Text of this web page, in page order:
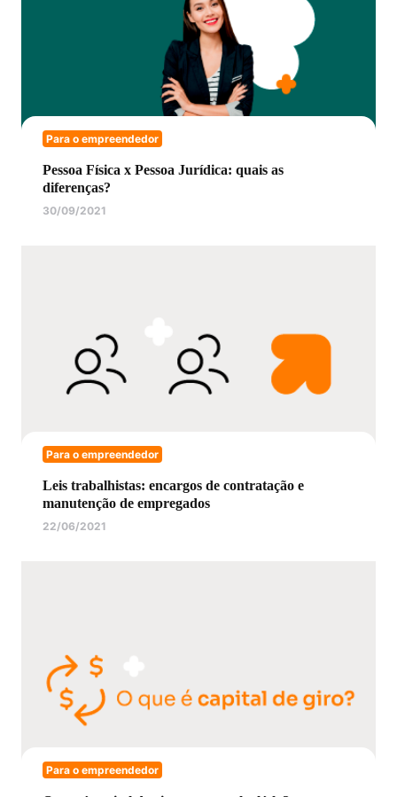
Para o empreendedor
Pessoa Física x Pessoa Jurídica: quais as
diferenças?
30/09/2021
Para o empreendedor
Leis trabalhistas: encargos de contratação e
manutenção de empregados
22/06/2021
Para o empreendedor